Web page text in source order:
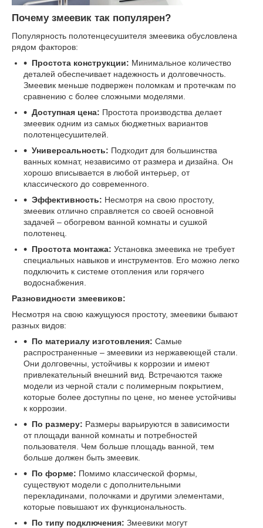
Почему змеевик так популярен?
Популярность полотенцесушителя змеевика обусловлена
рядом факторов:
Простота конструкции: Минимальное количество
деталей обеспечивает надежность и долговечность.
Змеевик меньше подвержен поломкам и протечкам по
сравнению с более сложными моделями.
Доступная цена: Простота производства делает
змеевик одним из самых бюджетных вариантов
полотенцесушителей.
Универсальность: Подходит для большинства
ванных комнат, независимо от размера и дизайна. Он
хорошо вписывается в любой интерьер, от
классического до современного.
Эффективность: Несмотря на свою простоту,
змеевик отлично справляется со своей основной
задачей – обогревом ванной комнаты и сушкой
полотенец.
Простота монтажа: Установка змеевика не требует
специальных навыков и инструментов. Его можно легко
подключить к системе отопления или горячего
водоснабжения.
Разновидности змеевиков:
Несмотря на свою кажущуюся простоту, змеевики бывают
разных видов:
По материалу изготовления: Самые
распространенные – змеевики из нержавеющей стали.
Они долговечны, устойчивы к коррозии и имеют
привлекательный внешний вид. Встречаются также
модели из черной стали с полимерным покрытием,
которые более доступны по цене, но менее устойчивы
к коррозии.
По размеру: Размеры варьируются в зависимости
от площади ванной комнаты и потребностей
пользователя. Чем больше площадь ванной, тем
больше должен быть змеевик.
По форме: Помимо классической формы,
существуют модели с дополнительными
перекладинами, полочками и другими элементами,
которые повышают их функциональность.
По типу подключения: Змеевики могут